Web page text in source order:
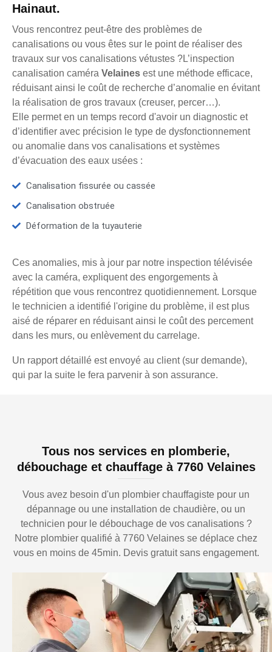
Hainaut.
Vous rencontrez peut-être des problèmes de
canalisations ou vous êtes sur le point de réaliser des
travaux sur vos canalisations vétustes ?L’inspection
canalisation caméra Velaines est une méthode efficace,
réduisant ainsi le coût de recherche d’anomalie en évitant
la réalisation de gros travaux (creuser, percer…).
Elle permet en un temps record d'avoir un diagnostic et
d’identifier avec précision le type de dysfonctionnement
ou anomalie dans vos canalisations et systèmes
d’évacuation des eaux usées :
Canalisation fissurée ou cassée
Canalisation obstruée
Déformation de la tuyauterie
Ces anomalies, mis à jour par notre inspection télévisée
avec la caméra, expliquent des engorgements à
répétition que vous rencontrez quotidiennement. Lorsque
le technicien a identifié l'origine du problème, il est plus
aisé de réparer en réduisant ainsi le coût des percement
dans les murs, ou enlèvement du carrelage.
Un rapport détaillé est envoyé au client (sur demande),
qui par la suite le fera parvenir à son assurance.
Tous nos services en plomberie,
débouchage et chauffage à 7760 Velaines
Vous avez besoin d'un plombier chauffagiste pour un
dépannage ou une installation de chaudière, ou un
technicien pour le débouchage de vos canalisations ?
Notre plombier qualifié à 7760 Velaines se déplace chez
vous en moins de 45min. Devis gratuit sans engagement.